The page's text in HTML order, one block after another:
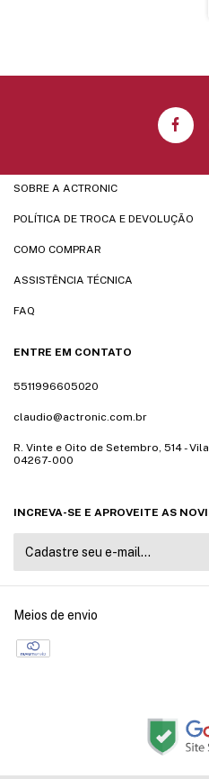
SOBRE A ACTRONIC
POLÍTICA DE TROCA E DEVOLUÇÃO
COMO COMPRAR
ASSISTÊNCIA TÉCNICA
FAQ
ENTRE EM CONTATO
5511996605020
claudio@actronic.com.br
R. Vinte e Oito de Setembro, 514 -
04267-000
INCREVA-SE E APROVEITE AS
Meios de envio